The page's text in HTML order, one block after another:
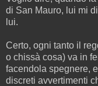
di San Mauro, lui mi
lui.
Certo, ogni tanto il
o chissà cosa) va in
facendola spegnere,
discreti avvertimenti